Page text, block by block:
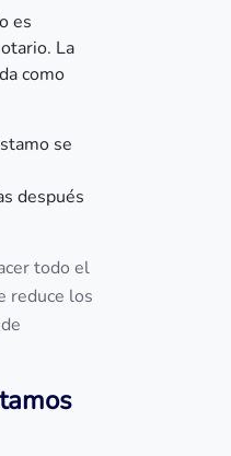
es
La
como
se
después
todo el
reduce los